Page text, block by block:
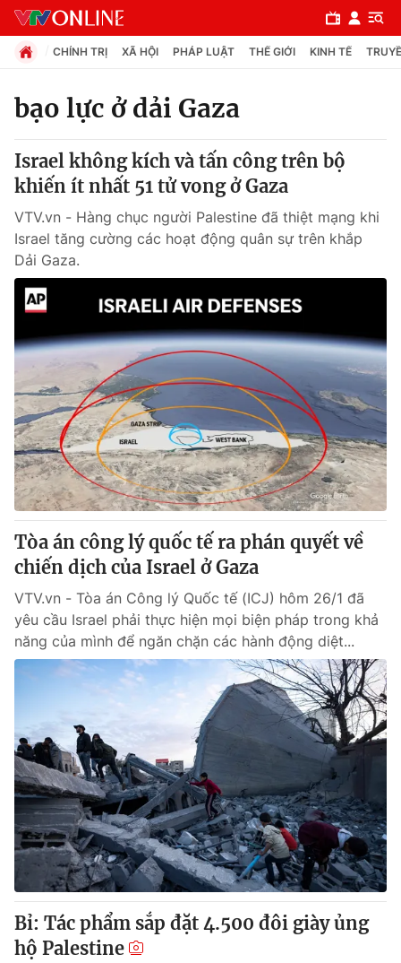
Chuyên mục
Chính trị
Xã hội
Pháp luật
Y tế
Thế giới
Tin tức
Thế giới đó đây
Câu chuyện quốc tế
Kinh tế
Tài chính
Thị trường
Góc doanh nghiệp
Dữ liệu và đời sống
Truyền hình
Hậu trường
Nhân vật
Giải sao mai
Giải trí
Điện ảnh
Âm nhạc
Đời sống
Chất lượng cuộc sống
Tuyển sinh
Học trực tuyến
Công nghệ
Hitech Công nghệ tương lai
Sản phẩm
Thị trường
Tư vấn
Giao lưu trực tuyến
Lịch phát sóng
Chuyên mục khác
Emagazine
CHÍNH TRỊ XÃ HỘI PHÁP LUẬT THẾ GIỚI KINH TẾ
bạo lực ở dải Gaza
Israel không kích và tấn công trên bộ
khiến ít nhất 51 tử vong ở Gaza
VTV.vn - Hàng chục người Palestine đã thiệt mạng khi
Israel tăng cường các hoạt động quân sự trên khắp
Dải Gaza.
Tòa án công lý quốc tế ra phán quyết về
chiến dịch của Israel ở Gaza
VTV.vn - Tòa án Công lý Quốc tế (ICJ) hôm 26/1 đã
yêu cầu Israel phải thực hiện mọi biện pháp trong khả
năng của mình để ngăn chặn các hành động diệt...
Bỉ: Tác phẩm sắp đặt 4.500 đôi giày ủng
hộ Palestine